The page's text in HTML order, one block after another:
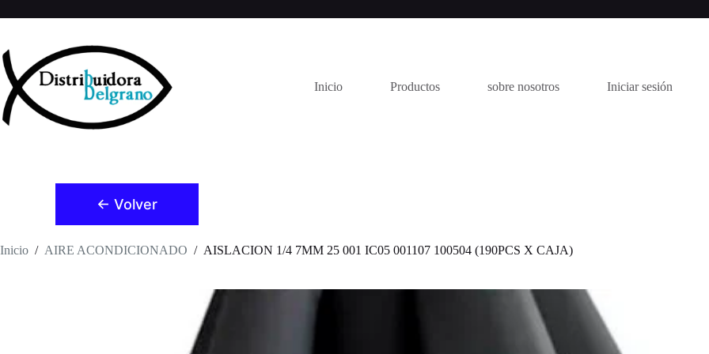
al
Inicio Productos sobre nosotros Iniciar sesión
← Volver
Inicio / AIRE ACONDICIONADO / AISLACION 1/4 7MM 25 001 IC05 001107 100504 (190PCS X CAJA)